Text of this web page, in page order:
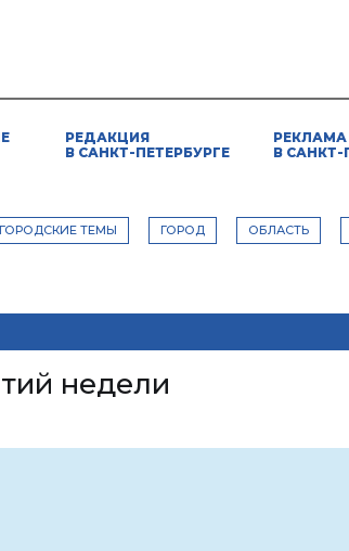
РЕДАКЦИЯ
В САНКТ-ПЕТЕРБУРГЕ
РЕКЛАМА
В САНКТ-
ТЕМЫ ГОРОД ОБЛАСТЬ
недели